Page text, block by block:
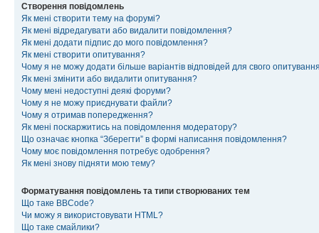
Створення повідомлень
Як мені створити тему на форумі?
Як мені відредагувати або видалити повідомлення?
Як мені додати підпис до мого повідомлення?
Як мені створити опитування?
Чому я не можу додати більше варіантів відповідей для свого
Як мені змінити або видалити опитування?
Чому мені недоступні деякі форуми?
Чому я не можу приєднувати файли?
Чому я отримав попередження?
Як мені поскаржитись на повідомлення модератору?
Що означає кнопка “Зберегти” в формі написання повідомлення?
Чому моє повідомлення потребує одобрення?
Як мені знову підняти мою тему?
Форматування повідомлень та типи створюваних тем
Що таке BBCode?
Чи можу я використовувати HTML?
Що таке смайлики?